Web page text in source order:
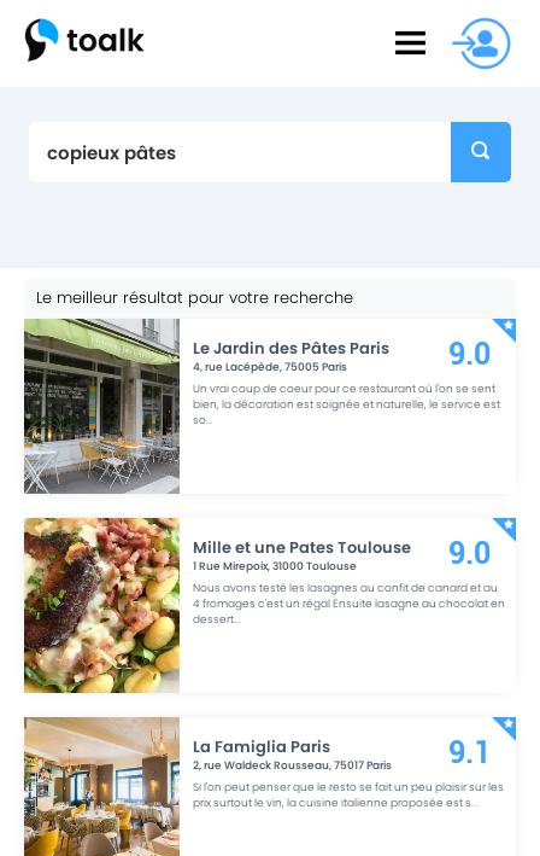
Le meilleur résultat pour votre recherche
Le Jardin des Pâtes Paris
4, rue Lacépède,75005Paris
Un vrai coup de coeur pour ce restaurant où l'on se sent
bien, la décoration est soignée et naturelle, le service est
so...
9.0
Mille et une Pates Toulouse
1 Rue Mirepoix,31000Toulouse
Nous avons testé les lasagnes au confit de canard et au
4 fromages c'est un régal Ensuite lasagne au chocolat en
dessert...
9.0
La Famiglia Paris
2, rue Waldeck Rousseau,75017Paris
Si l'on peut penser que le resto se fait un peu plaisir sur les
prix surtout le vin, la cuisine italienne proposée est s...
9.1